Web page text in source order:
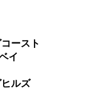
ースト
イ
ルズ